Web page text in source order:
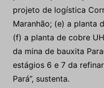
projeto de logística
Maranhão; (e) a planta
(f) a planta de cobre
da mina de bauxita
estágios 6 e 7 da
Pará”, sustenta.